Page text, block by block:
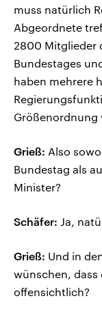
muss natürlich
Abgeordnete
2800 Mitglieder
Bundestages
haben mehrere
Größenordnung
Grieß: Also
Bundestag als
Minister?
Schäfer: Ja,
Grieß: Und in
wünschen, dass
offensichtlich?